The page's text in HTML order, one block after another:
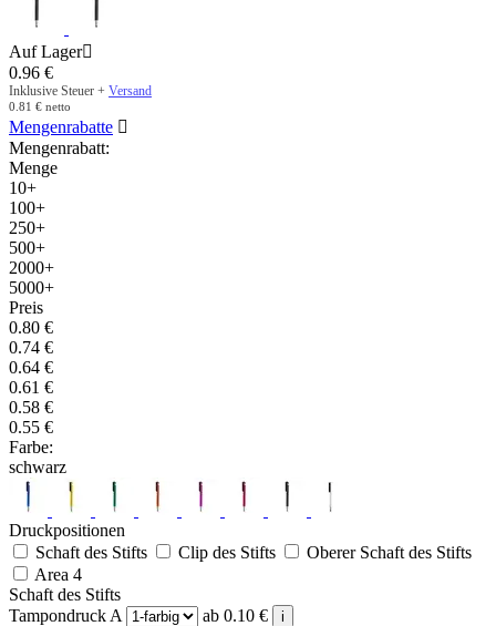
Auf Lager
0.96 €
Inklusive Steuer + Versand
0.81 € netto
Mengenrabatte 
Mengenrabatt:
Menge
10+
100+
250+
500+
2000+
5000+
Preis
0.80 €
0.74 €
0.64 €
0.61 €
0.58 €
0.55 €
Farbe:
schwarz
Druckpositionen
Schaft des Stifts
Clip des Stifts
Oberer Schaft des Stifts
Area 4
Schaft des Stifts
Tampondruck A
ab 0.10 € i